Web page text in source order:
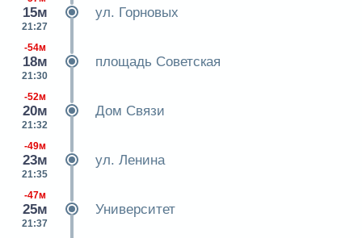
15м
21:27
ул. Горновых
-54м
18м
21:30
площадь Советская
-52м
20м
21:32
Дом Связи
-49м
23м
21:35
ул. Ленина
-47м
25м
21:37
Университет